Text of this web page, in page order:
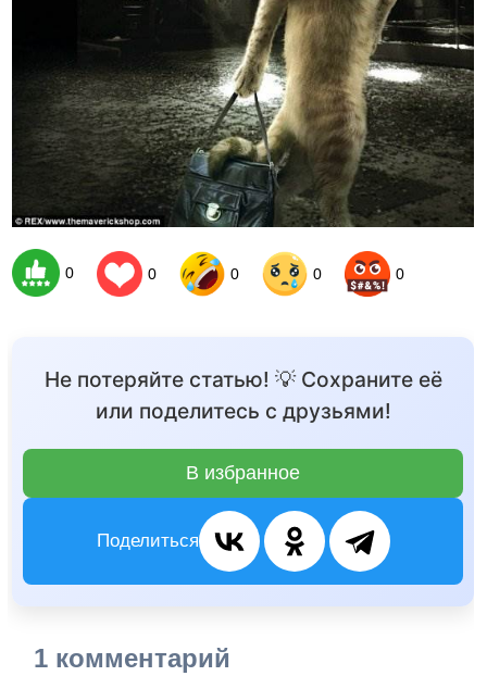
0 0 0 0 0
Не потеряйте статью! 💡 Сохраните её
или поделитесь с друзьями!
В избранное
Поделиться
1 комментарий